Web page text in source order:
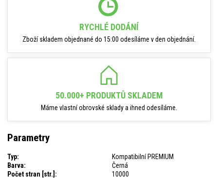
RYCHLÉ DODÁNÍ
Zboží skladem objednané do 15:00 odesíláme v den objednání.
50.000+ PRODUKTŮ SKLADEM
Máme vlastní obrovské sklady a ihned odesíláme.
Parametry
Typ:
Kompatibilní PREMIUM
Barva:
Černá
Počet stran [str.]:
10000